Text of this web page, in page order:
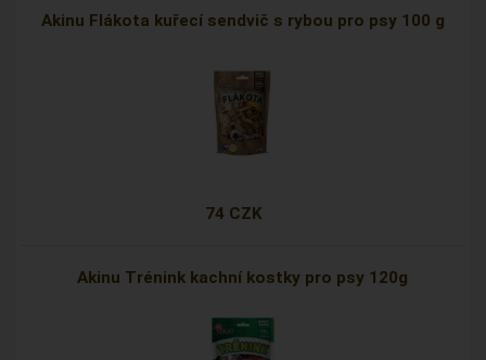
Akinu Flákota kuřecí sendvič s rybou pro psy 100 g
74 CZK
Akinu Trénink kachní kostky pro psy 120g